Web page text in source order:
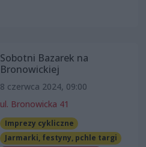
Sobotni Bazarek na
Bronowickiej
8 czerwca 2024, 09:00
ul. Bronowicka 41
Imprezy cykliczne
Jarmarki, festyny, pchle targi